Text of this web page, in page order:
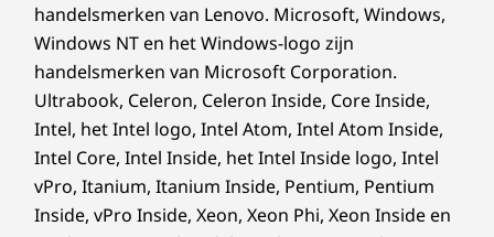
handelsmerken van Lenovo. Microsoft, Windows,
Windows NT en het Windows-logo zijn
handelsmerken van Microsoft Corporation.
Ultrabook, Celeron, Celeron Inside, Core Inside,
Intel, het Intel logo, Intel Atom, Intel Atom Inside,
Intel Core, Intel Inside, het Intel Inside logo, Intel
vPro, Itanium, Itanium Inside, Pentium, Pentium
Inside, vPro Inside, Xeon, Xeon Phi, Xeon Inside en